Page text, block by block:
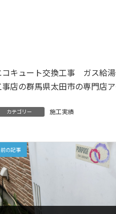
コキュート交換工事 ガス給
事店の群馬県太田市の専門店
カテゴリー 施工実績
前の記事